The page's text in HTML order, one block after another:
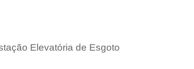
Elevatória de Esgoto